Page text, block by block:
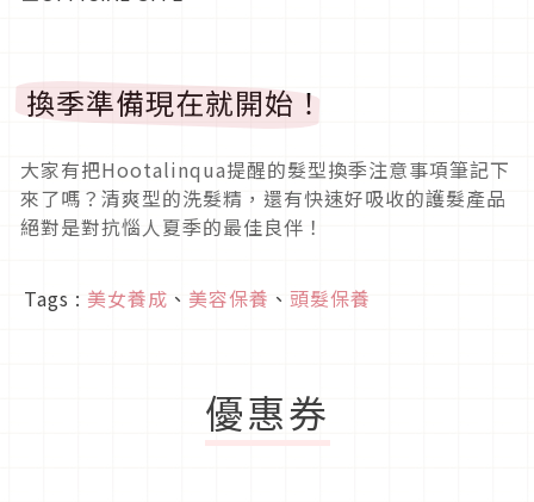
換季準備現在就開始！
大家有把Hootalinqua提醒的髮型換季注意事項筆記下
來了嗎？清爽型的洗髮精，還有快速好吸收的護髮產品
絕對是對抗惱人夏季的最佳良伴！
Tags : 美女養成 、 美容保養 、 頭髮保養
優惠券